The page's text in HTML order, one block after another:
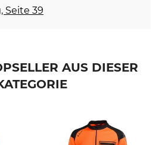
S
Seite 39
AUS DIESER